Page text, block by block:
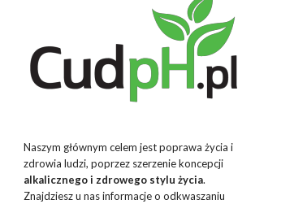
Naszym głównym celem jest poprawa życia i
zdrowia ludzi, poprzez szerzenie koncepcji
alkalicznego i zdrowego stylu życia.
Znajdziesz u nas informacje o odkwaszaniu